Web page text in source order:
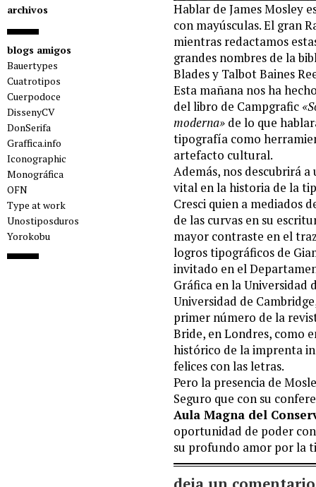
archivos
blogs amigos
Bauertypes
Cuatrotipos
Cuerpodoce
DissenyCV
DonSerifa
Graffica.info
Iconographic
Monográfica
OFN
Type at work
Unostiposduros
Yorokobu
Hablar de James Mosley
con mayúsculas. El gran
mientras redactamos
grandes nombres de la
Blades y Talbot Baines
Esta mañana nos ha
del libro de Campgrafic
moderna» de lo que
tipografía como
artefacto cultural.
Además, nos descubrirá
vital en la historia de la
Cresci quien a mediados
de las curvas en su
mayor contraste en el
logros tipográficos de
invitado en el
Gráfica en la Universidad
Universidad de
primer número de la
Bride, en Londres, como
histórico de la imprenta
felices con las letras.
Pero la presencia de
Seguro que con su
Aula Magna del
oportunidad de poder
su profundo amor por la